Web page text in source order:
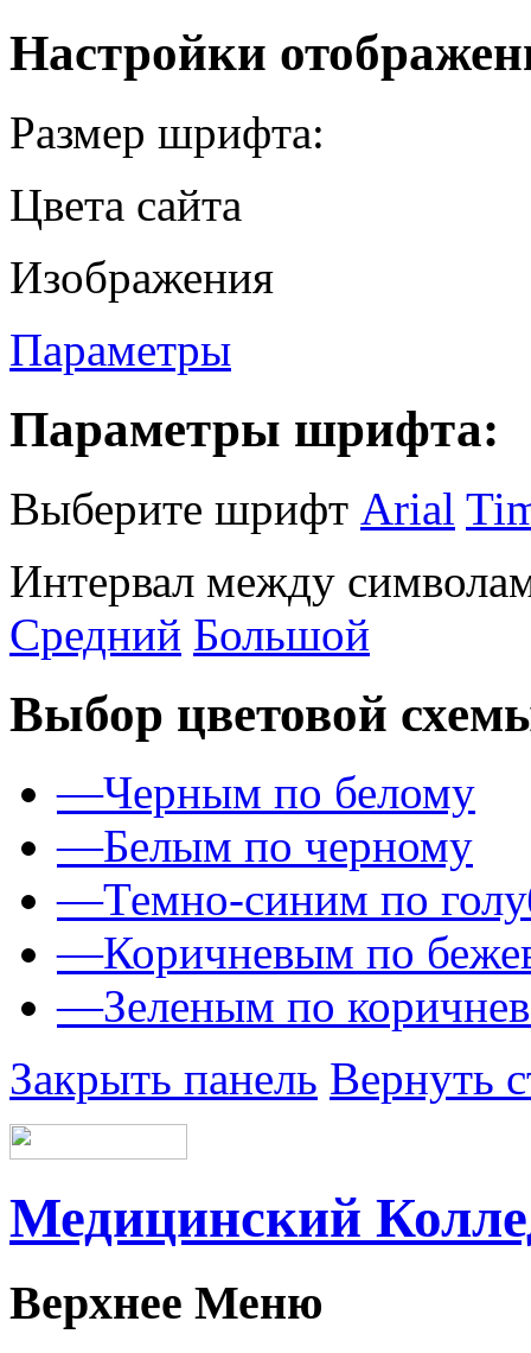
Настройки
Размер шрифта:
Цвета сайта
Изображения
Параметры
Параметры шрифта:
Выберите шрифт Arial
Интервал между
Средний Большой
Выбор цветовой
—Черным по белому
—Белым по черному
—Темно-синим по
—Коричневым по
—Зеленым по
Закрыть панель Вернуть
Медицинский
Верхнее Меню